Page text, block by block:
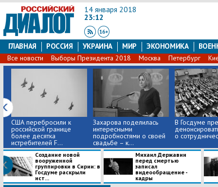
14 января 2018
23:12
ГЛАВНАЯ РОССИЯ УКРАИНА МИР ЭКОНОМИКА
Все новости Выборы Президента 2018 Москва Петербург
США перебросили к
российской границе
более десятка
истребителей F...
Захарова поделилась
интересными
подробностями о своей
свадьбе – к...
В Госдуме
о
Создание новой
вооруженной
группировки в Сирии: в
Госдуме раскрыли
ист...
​Михаил Державин
перед смертью
записал
видеообращение -
кадры